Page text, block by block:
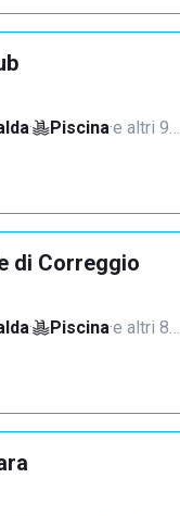
· Piscina·e altri 9…
di Correggio
· Piscina·e altri 8…